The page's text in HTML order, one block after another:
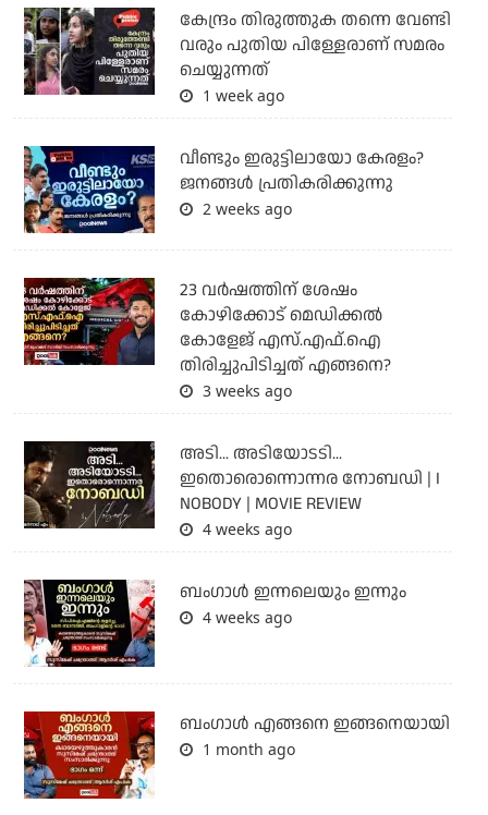
കേന്ദ്രം തിരുത്തുക തന്നെ വേണ്ടി
വരും പുതിയ പിള്ളേരാണ് സമരം
ചെയ്യുന്നത്
1 week ago
വീണ്ടും ഇരുട്ടിലായോ കേരളം?
ജനങ്ങൾ പ്രതികരിക്കുന്നു
2 weeks ago
23 വർഷത്തിന് ശേഷം
കോഴിക്കോട് മെഡിക്കൽ
കോളേജ് എസ്.എഫ്.ഐ
തിരിച്ചുപിടിച്ചത് എങ്ങനെ?
3 weeks ago
അടി... അടിയോടടി...
ഇതൊരൊന്നൊന്നര നോബഡി | I
NOBODY | MOVIE REVIEW
4 weeks ago
ബംഗാള്‍ ഇന്നലെയും ഇന്നും
4 weeks ago
ബം​ഗാൾ എങ്ങനെ ഇങ്ങനെയായി
1 month ago